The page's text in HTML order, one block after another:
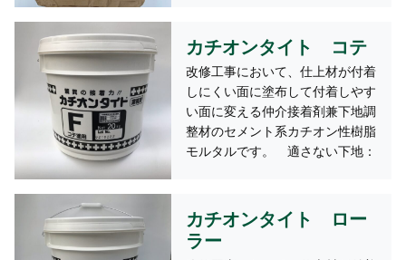
ん、旧タイル面、タイル用接着剤
の残着面など
１袋５ｋｇ 約4.3㎡/袋（１ｍｍ
厚） 塗厚：１～３ｍｍ
（1mm厚）/袋
カチオンタイト コテ
改修工事において、仕上材が付着
しにくい面に塗布して付着しやす
い面に変える仲介接着剤兼下地調
整材のセメント系カチオン性樹脂
モルタルです。 適さない下地：
面、フッ素樹脂、シリコン樹脂、
撥水剤、ワックス塗布面、軟質
面、各種防水面 1缶20kg 約
カチオンタイト ロー
ラー